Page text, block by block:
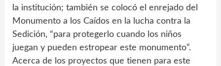
la institución; también se colocó el enrejado del
Monumento a los Caídos en la lucha contra la
Sedición, “para protegerlo cuando los niños
juegan y pueden estropear este monumento”.
Acerca de los proyectos que tienen para este